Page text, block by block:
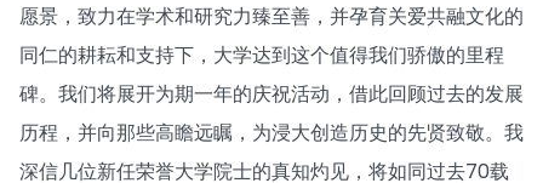
愿景，致力在学术和研究力臻至善，并孕育关爱共融文化的
同仁的耕耘和支持下，大学达到这个值得我们骄傲的里程
碑。我们将展开为期一年的庆祝活动，借此回顾过去的发展
历程，并向那些高瞻远瞩，为浸大创造历史的先贤致敬。我
深信几位新任荣誉大学院士的真知灼见，将如同过去70载